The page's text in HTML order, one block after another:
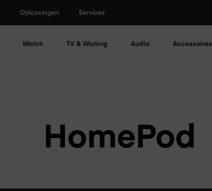
Oplossingen Services
Watch TV & Woning Audio Accessoires
HomePod